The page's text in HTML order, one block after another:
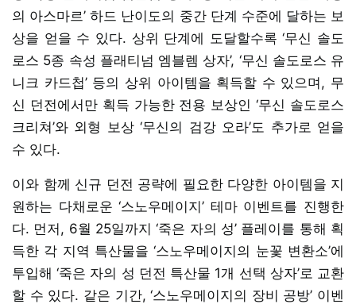
의 아스마르’ 하드 난이도의 중간 단계 수준에 달하는 보
상을 얻을 수 있다. 상위 단계에 도달할수록 ‘무신 솔도
로스 5종 속성 플래티넘 엠블렘 상자’, ‘무신 솔도로스 유
니크 카드첩’ 등의 상위 아이템을 획득할 수 있으며, 무
신 던전에서만 획득 가능한 전용 보상인 ‘무신 솔도로스
크리쳐’와 외형 보상 ‘무신의 검강 오라’도 추가로 얻을
수 있다.
이와 함께 신규 던전 공략에 필요한 다양한 아이템을 지
원하는 다채로운 ‘스노우메이지’ 테마 이벤트를 진행한
다. 먼저, 6월 25일까지 ‘죽은 자의 성’ 플레이를 통해 획
득한 각 지역 특산물을 ‘스노우메이지의 눈꽃 변환소’에
투입해 ‘죽은 자의 성 던전 특산물 1개 선택 상자’로 교환
할 수 있다. 같은 기간, ‘스노우메이지의 장비 공방’ 이벤